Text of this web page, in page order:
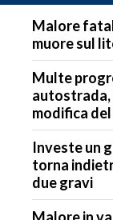
Malore
muore sul
Multe
autostrada,
modifica
Investe un
torna
due gravi
Malore in